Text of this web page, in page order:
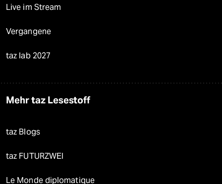
Live im Stream
Vergangene
taz lab 2027
Mehr taz Lesestoff
taz Blogs
taz FUTURZWEI
Le Monde diplomatique